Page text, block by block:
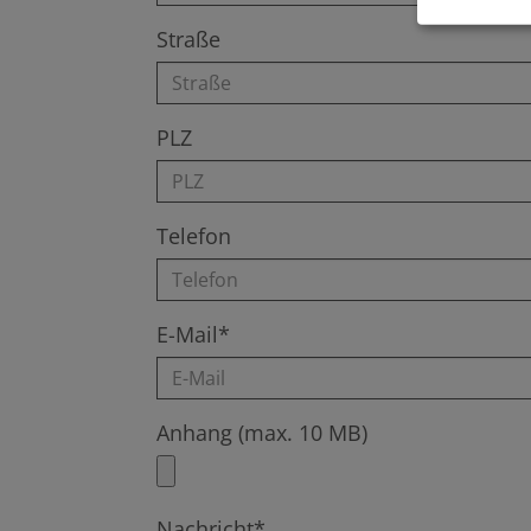
Straße
PLZ
Telefon
E-Mail*
Anhang (max. 10 MB)